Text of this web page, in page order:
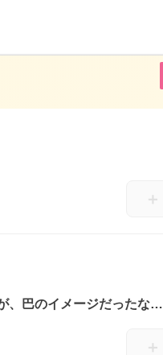
＋
、巴のイメージだったな…
＋